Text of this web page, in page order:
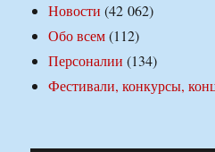
Новости (42 062)
Обо всем(112)
Персоналии (134)
Фестивали, конкурсы,